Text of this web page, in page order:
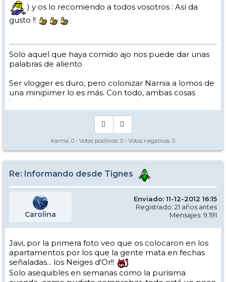
) y os lo recomiendo a todos vosotros : Así da
gusto !!
Solo aquel que haya comido ajo nos puede dar unas
palabras de aliento
Ser vlogger es duro, pero colonizar Narnia a lomos de
una minipimer lo es más. Con todo, ambas cosas
intento hacer.
Yo hago esquí extremo : voy de extremo a extremo
Los caminos del esquí son inescrotables ...
Karma: 0 - Votos positivos: 0 - Votos negativos: 0
Re: Informando desde Tignes
Carolina
Enviado: 11-12-2012 16:15
Registrado: 21 años antes
Mensajes: 9.191
Javi, por la primera foto veo que os colocaron en los
apartamentos por los que la gente mata en fechas
señaladas... los Neiges d'Or!!
Solo asequibles en semanas como la purísima